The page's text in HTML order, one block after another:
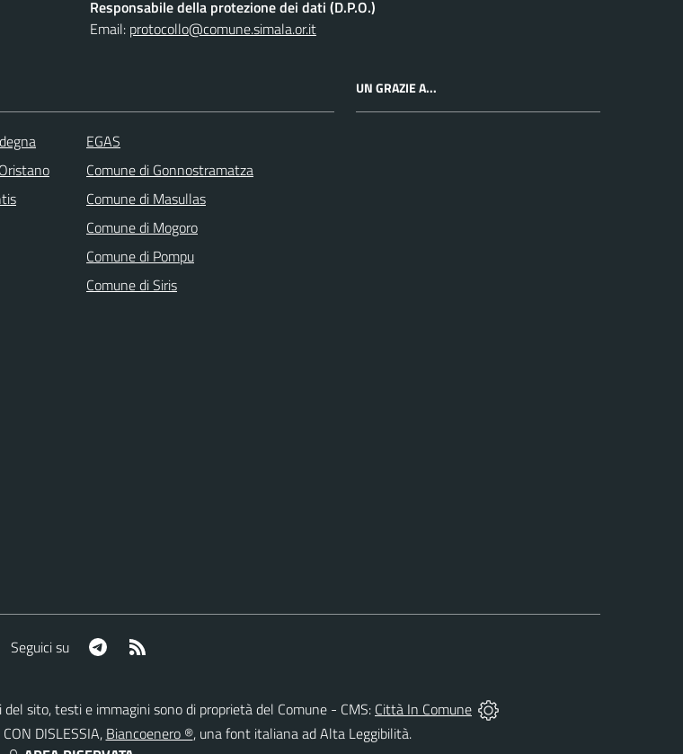
Responsabile della protezione dei dati (D.P.O.)
Email: protocollo@comune.simala.or.it
EGAS
Comune di Gonnostramatza
Comune di Masullas
Comune di Mogoro
Comune di Pompu
Comune di Siris
UN GRAZIE A...
Seguici su Telegram
sito, testi e immagini sono di proprietà del Comune - CMS: Città In Comune
DISLESSIA, Biancoenero ®, una font italiana ad Alta Leggibilità.